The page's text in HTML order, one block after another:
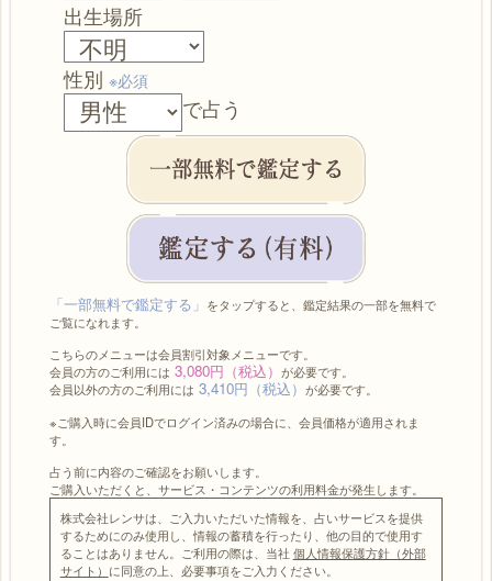
出生場所
性別 ※必須
で占う
「一部無料で鑑定する」 をタップすると、鑑定結果の一部を無料で
ご覧になれます。
こちらのメニューは会員割引対象メニューです。
会員の方のご利用には 3,080円（税込） が必要です。
会員以外の方のご利用には 3,410円（税込） が必要です。
※ご購入時に会員IDでログイン済みの場合に、会員価格が適用されま
す。
占う前に内容のご確認をお願いします。
ご購入いただくと、サービス・コンテンツの利用料金が発生します。
株式会社レンサは、ご入力いただいた情報を、占いサービスを提供
するためにのみ使用し、情報の蓄積を行ったり、他の目的で使用す
ることはありません。ご利用の際は、当社 個人情報保護方針（外部
サイト） に同意の上、必要事項をご入力ください。